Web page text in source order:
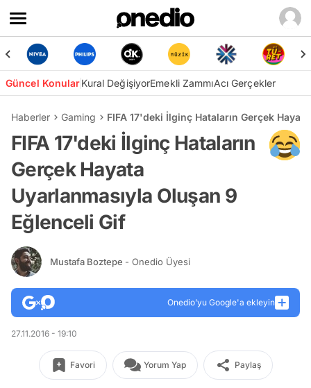
Güncel KonularKural DeğişiyorEmekli ZammıAcı Gerçekler
Haberler Gaming FIFA 17'deki İlginç Hataların Gerçek
FIFA 17'deki İlginç Hataların
Gerçek Hayata
Uyarlanmasıyla Oluşan 9
Eğlenceli Gif
Mustafa Boztepe - Onedio Üyesi
Onedio’yu Google'a ekleyin
27.11.2016 - 19:10
Favori Yorum Yap Paylaş